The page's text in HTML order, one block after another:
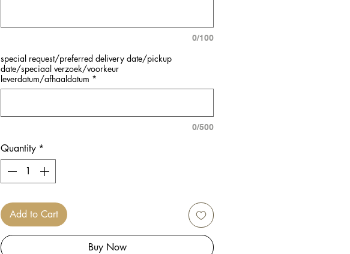
0/100
special request/preferred delivery date/pickup
date/speciaal verzoek/voorkeur
leverdatum/afhaaldatum *
0/500
Quantity *
Add to Cart
Buy Now